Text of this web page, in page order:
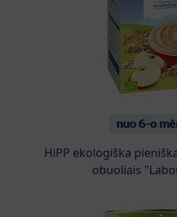
nuo 6-o
HiPP ekologiška
obuoliais